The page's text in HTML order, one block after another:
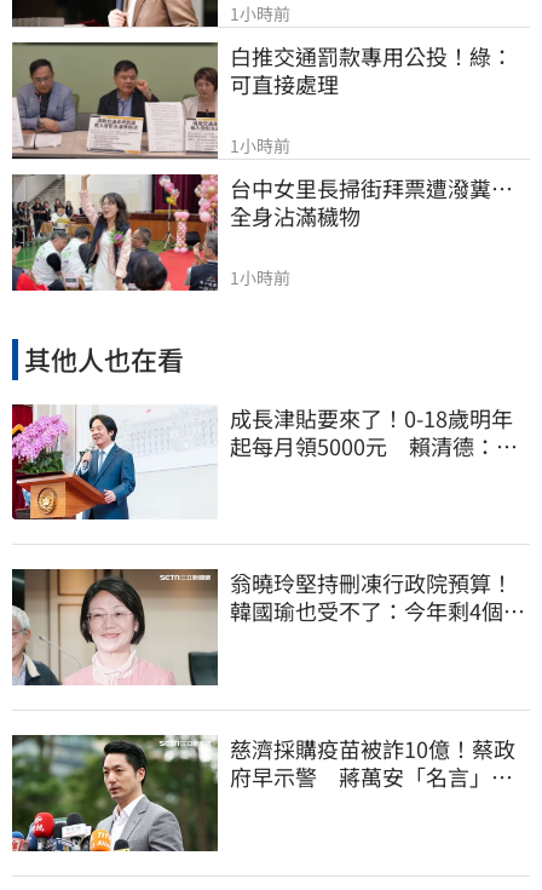
1小時前
白推交通罰款專用公投！綠：
可直接處理
1小時前
台中女里長掃街拜票遭潑糞⋯
全身沾滿穢物
1小時前
其他人也在看
成長津貼要來了！0-18歲明年
起每月領5000元 賴清德：此
翁曉玲堅持刪凍行政院預算！
韓國瑜也受不了：今年剩4個月
慈濟採購疫苗被詐10億！蔡政
府早示警 蔣萬安「名言」翻